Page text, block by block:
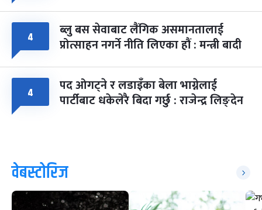
४ ब्लु बस सेवाबाट लैंगिक असमानतालाई
प्रोत्साहन नगर्ने नीति लिएका हौं : मन्त्री बादी
४ पद ओगट्ने र लडाइँका बेला भाग्नेलाई
पार्टीबाट धकेलेरै बिदा गर्छु : राजेन्द्र लिङ्देन
वेबस्टोरिज